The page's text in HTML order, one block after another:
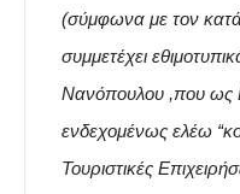
(σύμφωνα με τον
συμμετέχει
Νανόπουλου ,που ως
ενδεχομένως ελέω
Τουριστικές